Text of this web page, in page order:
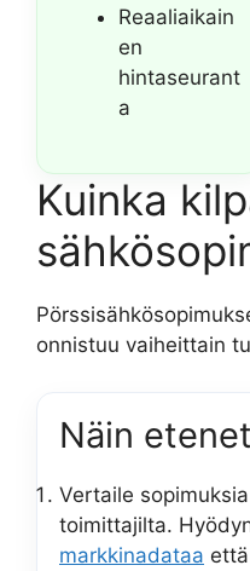
Reaaliaikain
en
hintaseurant
a
Kuinka
onnistuu vaiheittain
Näin etenet
Vertaile
toimittajilta.
markkinadataa